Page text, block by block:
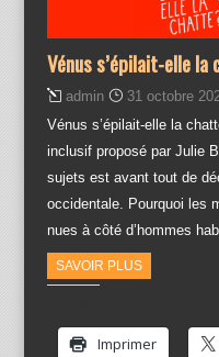
Vénus s’épilait-elle la
admin
31 octobre
Vénus s’épilait-elle la
inclusif proposé par Julie
sujets est avant tout de
occidentale. Pourquoi les
nues à côté d’hommes
SAVOIR PLUS
Imprimer